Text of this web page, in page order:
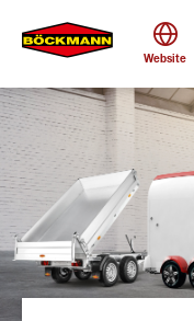
Zoek
Website